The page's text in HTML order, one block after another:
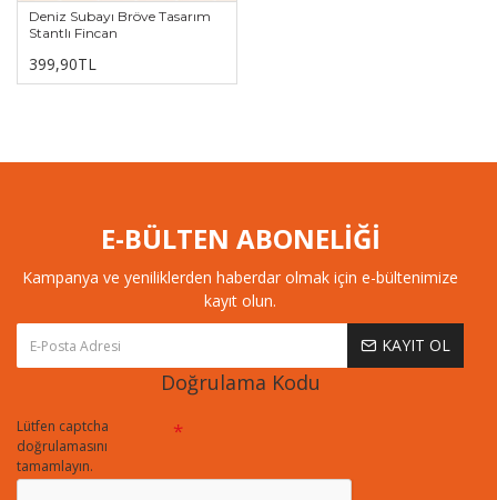
Deniz Subayı Bröve Tasarım
Stantlı Fincan
399,90TL
E-BÜLTEN ABONELİĞİ
Kampanya ve yeniliklerden haberdar olmak için e-bültenimize
kayıt olun.
KAYIT OL
Doğrulama Kodu
Lütfen captcha
doğrulamasını
tamamlayın.